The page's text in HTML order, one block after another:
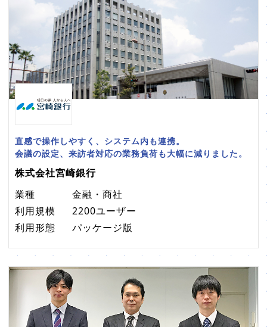
直感で操作しやすく、システム内も連携。
会議の設定、来訪者対応の業務負荷も大幅に減りました。
株式会社宮崎銀行
業種
金融・商社
利用規模
2200ユーザー
利用形態
パッケージ版